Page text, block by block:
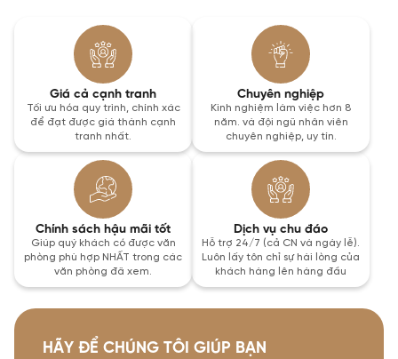
Giá cả cạnh tranh
Tối ưu hóa quy trình, chính xác
để đạt được giá thành cạnh
tranh nhất.
Chuyên nghiệp
Kinh nghiệm làm việc hơn 8
năm. và đội ngũ nhân viên
chuyên nghiệp, uy tín.
Chính sách hậu mãi tốt
Giúp quý khách có được văn
phòng phù hợp NHẤT trong các
văn phòng đã xem.
Dịch vụ chu đáo
Hỗ trợ 24/7 (cả CN và ngày lễ).
Luôn lấy tôn chỉ sự hài lòng của
khách hàng lên hàng đầu
HÃY ĐỂ CHÚNG TÔI GIÚP BẠN